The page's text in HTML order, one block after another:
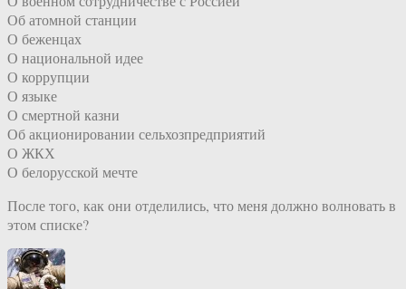
Об атомной станции
О беженцах
О национальной идее
О коррупции
О языке
О смертной казни
Об акционировании сельхозпредприятий
О ЖКХ
О белорусской мечте
После того, как они отделились, что меня должно волновать в
этом списке?